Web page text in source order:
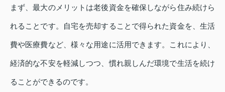
まず、最大のメリットは老後資金を確保しながら住み続けら
れることです。自宅を売却することで得られた資金を、生活
費や医療費など、様々な用途に活用できます。これにより、
経済的な不安を軽減しつつ、慣れ親しんだ環境で生活を続け
ることができるのです。